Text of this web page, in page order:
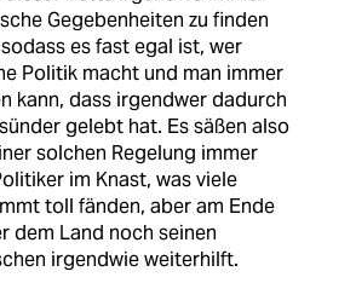
Gegebenheiten zu finden
es fast egal ist, wer
Politik macht und man immer
kann, dass irgendwer dadurch
gelebt hat. Es säßen also
solchen Regelung immer
im Knast, was viele
toll fänden, aber am Ende
dem Land noch seinen
irgendwie weiterhilft.